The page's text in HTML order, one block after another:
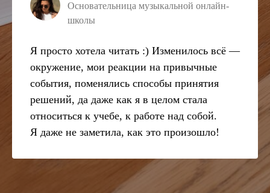
Основательница музыкальной онлайн-
школы
Я просто хотела читать :) Изменилось всё —
окружение, мои реакции на привычные
события, поменялись способы принятия
решений, да даже как я в целом стала
относиться к учебе, к работе над собой.
Я даже не заметила, как это произошло!